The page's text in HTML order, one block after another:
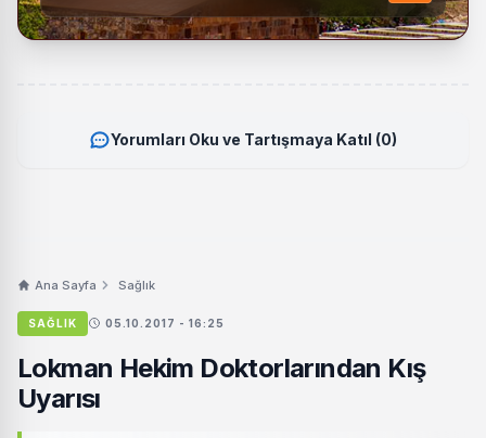
Yorumları Oku ve Tartışmaya Katıl (0)
Ana Sayfa Sağlık
SAĞLIK 05.10.2017 - 16:25
Lokman Hekim Doktorlarından Kış
Uyarısı